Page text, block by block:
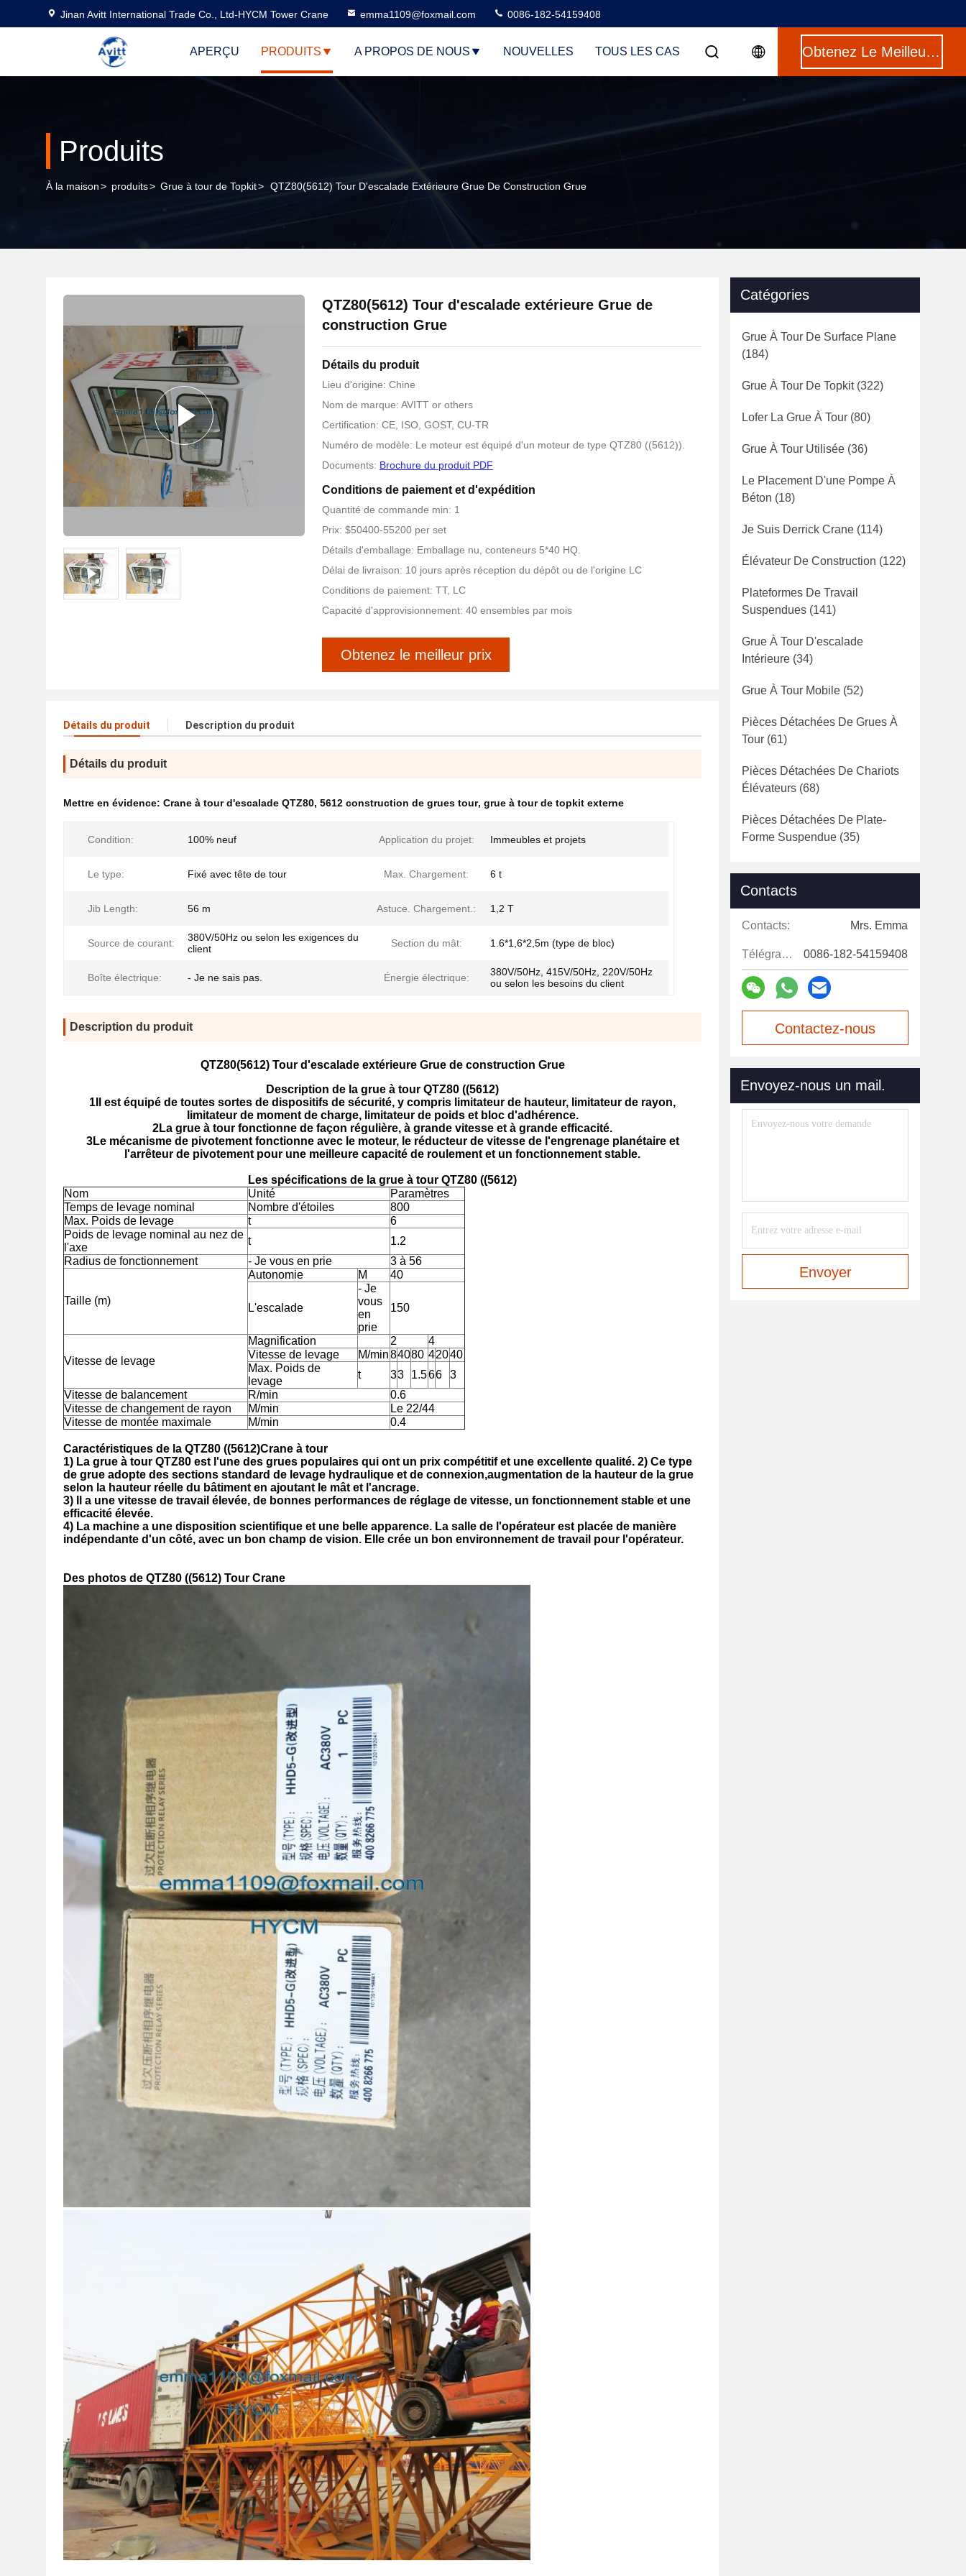
Jinan Avitt International Trade Co., Ltd-HYCM Tower Crane emma1109@foxmail.com 0086-182-54159408
APERÇU PRODUITS A PROPOS DE NOUS NOUVELLES TOUS LES CAS Obtenez Le Meilleur Prix
Produits
À la maison> produits> Grue à tour de Topkit> QTZ80(5612) Tour D'escalade Extérieure Grue De Construction Grue
QTZ80(5612) Tour d'escalade extérieure Grue de
construction Grue
Détails du produit
Lieu d'origine: Chine
Nom de marque: AVITT or others
Certification: CE, ISO, GOST, CU-TR
Numéro de modèle: Le moteur est équipé d'un moteur de type QTZ80 ((5612)).
Documents: Brochure du produit PDF
Conditions de paiement et d'expédition
Quantité de commande min: 1
Prix: $50400-55200 per set
Détails d'emballage: Emballage nu, conteneurs 5*40 HQ.
Délai de livraison: 10 jours après réception du dépôt ou de l'origine LC
Conditions de paiement: TT, LC
Capacité d'approvisionnement: 40 ensembles par mois
Obtenez le meilleur prix
Détails du produit Description du produit
Détails du produit
Mettre en évidence: Crane à tour d'escalade QTZ80, 5612 construction de grues tour, grue à tour de topkit externe
Condition: 100% neuf Application du projet: Immeubles et projets
Le type: Fixé avec tête de tour Max. Chargement: 6 t
Jib Length: 56 m Astuce. Chargement.: 1,2 T
Source de courant:
380V/50Hz ou selon les exigences du
client
Section du mât: 1.6*1,6*2,5m (type de bloc)
Boîte électrique: - Je ne sais pas. Énergie électrique:
380V/50Hz, 415V/50Hz, 220V/50Hz
ou selon les besoins du client
Description du produit
QTZ80(5612) Tour d'escalade extérieure Grue de construction Grue
Description de la grue à tour QTZ80 ((5612)
1Il est équipé de toutes sortes de dispositifs de sécurité, y compris limitateur de hauteur, limitateur de rayon,
limitateur de moment de charge, limitateur de poids et bloc d'adhérence.
2La grue à tour fonctionne de façon régulière, à grande vitesse et à grande efficacité.
3Le mécanisme de pivotement fonctionne avec le moteur, le réducteur de vitesse de l'engrenage planétaire et
l'arrêteur de pivotement pour une meilleure capacité de roulement et un fonctionnement stable.
Les spécifications de la grue à tour QTZ80 ((5612)
Nom
Unité
Paramètres
Temps de levage nominal
Nombre d'étoiles
800
Max. Poids de levage
t
6
Poids de levage nominal au nez de
l'axe
t
1.2
Radius de fonctionnement
- Je vous en prie 3 à 56
Taille (m)
Autonomie M 40
L'escalade
- Je
vous
en
prie
150
Vitesse de levage
Magnification 2
4
Vitesse de levage
M/min84080 42040
Max. Poids de
levage
t 33 1.566
3
Vitesse de balancement
R/min
0.6
Vitesse de changement de rayon
M/min
Le 22/44
Vitesse de montée maximale
M/min 0.4
Caractéristiques de la QTZ80 ((5612)Crane à tour
1) La grue à tour QTZ80 est l'une des grues populaires qui ont un prix compétitif et une excellente qualité. 2) Ce type
de grue adopte des sections standard de levage hydraulique et de connexion,augmentation de la hauteur de la grue
selon la hauteur réelle du bâtiment en ajoutant le mât et l'ancrage.
3) Il a une vitesse de travail élevée, de bonnes performances de réglage de vitesse, un fonctionnement stable et une
efficacité élevée.
4) La machine a une disposition scientifique et une belle apparence. La salle de l'opérateur est placée de manière
indépendante d'un côté, avec un bon champ de vision. Elle crée un bon environnement de travail pour l'opérateur.
Des photos de QTZ80 ((5612) Tour Crane
Catégories
Grue À Tour De Surface Plane
(184)
Grue À Tour De Topkit(322)
Lofer La Grue À Tour (80)
Grue À Tour Utilisée (36)
Le Placement D'une Pompe À
Béton (18)
Je Suis Derrick Crane (114)
Élévateur De Construction (122)
Plateformes De Travail
Suspendues (141)
Grue À Tour D'escalade
Intérieure (34)
Grue À Tour Mobile (52)
Pièces Détachées De Grues À
Tour (61)
Pièces Détachées De Chariots
Élévateurs (68)
Pièces Détachées De Plate-
Forme Suspendue (35)
Contacts
Contacts: Mrs. Emma
Télégramme: 0086-182-54159408
Contactez-nous
Envoyez-nous un mail.
Envoyer